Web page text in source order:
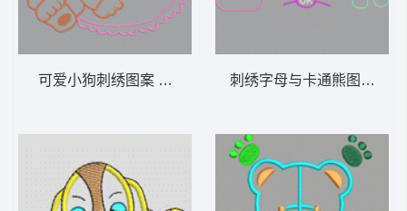
可爱小狗刺绣图案 童装 卡通 贴布刺绣字母与卡通熊图案 童